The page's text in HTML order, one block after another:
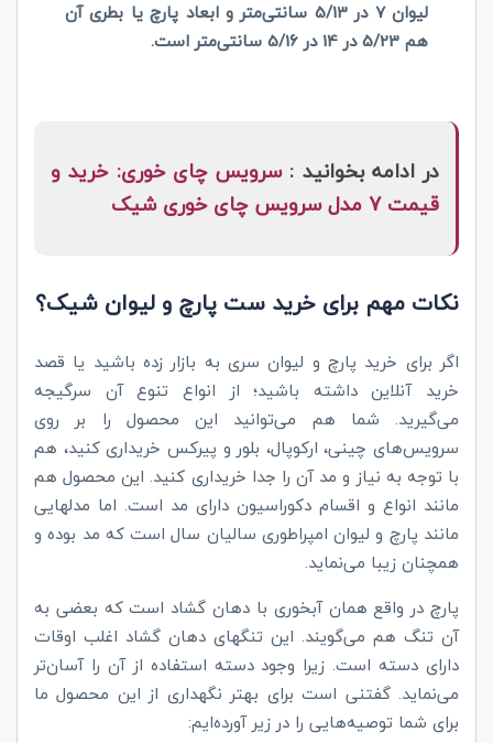
لیوان 7 در 5/13 سانتی‌متر و ابعاد پارچ یا بطری آن
هم 5/23 در 14 در 5/16
سانتی‌متر است.
در ادامه بخوانید :سرویس چای خوری: خرید و
قیمت 7 مدل سرویس چای خوری شیک
نکات مهم برای خرید ست پارچ و لیوان شیک؟
اگر برای خرید پارچ و لیوان سری به بازار زده باشید یا قصد
خرید آنلاین داشته باشید؛ از انواع تنوع آن سرگیجه
می‌گیرید. شما هم می‌توانید این محصول را بر روی
سرویس‌های چینی، ارکوپال، بلور و پیرکس خریداری کنید، هم
با توجه به نیاز و مد آن را جدا خریداری کنید. این محصول هم
مانند انواع و اقسام دکوراسیون دارای مد است. اما مدلهایی
مانند پارچ و لیوان امپراطوری سالیان سال است که مد بوده و
همچنان زیبا می‌نماید.
پارچ در واقع همان آبخوری با دهان گشاد است که بعضی به
آن تنگ هم می‌گویند. این تنگهای دهان گشاد اغلب اوقات
دارای دسته است. زیرا وجود دسته استفاده از آن را آسان‌تر
می‌نماید. گفتنی است برای بهتر نگهداری از این محصول ما
برای شما توصیه‌هایی را در زیر آورده‌ایم: